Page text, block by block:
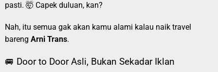
pasti. 🤯 Capek duluan, kan?
Nah, itu semua gak akan kamu alami kalau naik travel
bareng Arni Trans.
🚐 Door to Door Asli, Bukan Sekadar Iklan